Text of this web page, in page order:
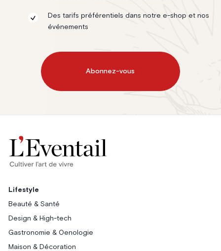
Des tarifs préférentiels dans notre e-shop et nos
événements
Abonnez-vous
Lifestyle
Beauté & Santé
Design & High-tech
Gastronomie & Oenologie
Maison & Décoration